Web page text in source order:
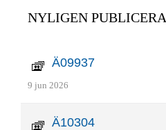
NYLIGEN
Ä09937
9 jun 2026
Ä10304